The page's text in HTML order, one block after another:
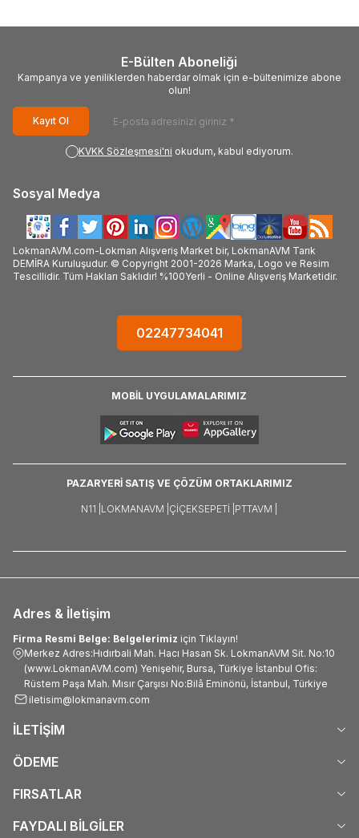
#FxJel_Selülit_Kremi_satan #FxJel_Selülit_Kremi_faydası #FxJel_Selülit_Kremi_faydalımı
E-Bülten Aboneliği
Kampanya ve yeniliklerden haberdar olmak için e-bültenimize abone
olun!
Kayıt Ol
KVKK Sözleşmesi'ni okudum, kabul ediyorum.
Sosyal Medya
LokmanAVM.com-Lokman Alışveriş Market bir, LokmanAVM Tarık
DEMİRA Kuruluşudur. © Copyright 2001-2026 Marka, Logo ve Resim
Tescillidir. Tüm Hakları Saklıdır! %100Yerli - Online Alışveriş Marketidir.
02247734041
MOBİL UYGULAMALARIMIZ
PAZARYERİ SATIŞ VE ÇÖZÜM ORTAKLARIMIZ
N11 | LOKMANAVM | ÇIÇEKSEPETI | PTTAVM |
Adres & İletişim
Firma Resmi Belge: Belgelerimiz için Tıklayın!
Merkez Adres:Hıdırbali Mah. Hacı Hasan Sk. LokmanAVM Sit. No:10
(www.LokmanAVM.com) Yenişehir, Bursa, Türkiye İstanbul Ofis:
Rüstem Paşa Mah. Mısır Çarşısı No:Bilâ Eminönü, İstanbul, Türkiye
iletisim@lokmanavm.com
İLETİŞİM
ÖDEME
FIRSATLAR
FAYDALI BİLGİLER